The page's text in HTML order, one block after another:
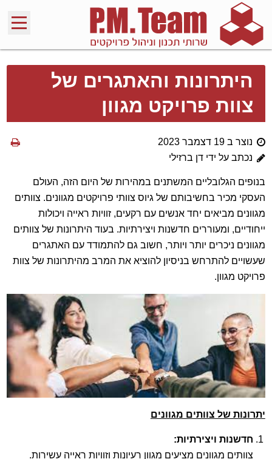
היתרונות והאתגרים של
צוות פרויקט מגוון
נוצר ב 19 דצמבר 2023
נכתב על ידי דן ברזילי
בנופים הגלובליים המשתנים במהירות של היום הזה, העולם
העסקי מכיר בחשיבותם של גיוס צוותי פרויקטים מגוונים. צוותים
מגוונים מביאים יחד אנשים עם רקעים, זוויות ראייה ויכולות
ייחודיים, ומעוררים חדשנות ויצירתיות. בעוד היתרונות של צוותים
מגוונים ניכרים יותר ויותר, חשוב גם להתמודד עם האתגרים
שעשויים להתרחש בניסיון להוציא את המרב מהיתרונות של צוות
פרויקט מגוון.
יתרונות של צוותים מגוונים
חדשנות ויצירתיות:
צוותים מגוונים מציעים מגוון רעיונות וזוויות ראייה עשירות.